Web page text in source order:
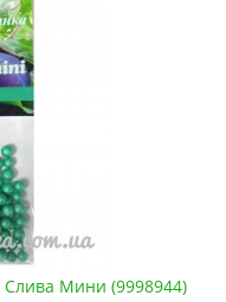
Мини (9998944)